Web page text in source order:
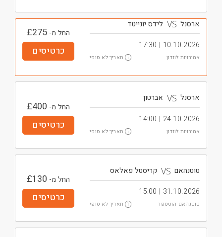
ארסנל VS לידס יונייטד
10.10.2026 | 17:30
אמירויות לונדון i תאריך לא סופי
החל מ- £275
כרטיסים
ארסנל VS אברטון
24.10.2026 | 14:00
אמירויות לונדון i תאריך לא סופי
החל מ- £400
כרטיסים
טוטנהאם VS קריסטל פאלאס
31.10.2026 | 15:00
טוטנהאם הוטספר i תאריך לא סופי
החל מ- £130
כרטיסים